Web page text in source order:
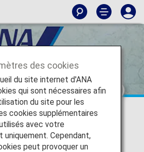
posées (FAQ)
en situation
des cookies
du site internet d'ANA
qui sont nécessaires afin
du site pour les
cookies supplémentaires
avec votre
uniquement. Cependant,
peut provoquer un